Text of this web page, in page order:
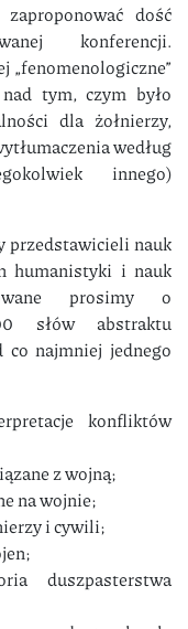
dość
konferencji.
„fenomenologiczne”
tym, czym było
dla żołnierzy,
według
innego)
przedstawicieli nauk
humanistyki i nauk
prosimy o
słów abstraktu
najmniej jednego
konfliktów
z wojną;
na wojnie;
i cywili;
duszpasterstwa